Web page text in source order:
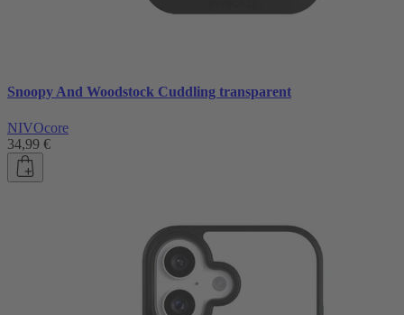
Snoopy And Woodstock Cuddling transparent
NIVOcore
34,99 €